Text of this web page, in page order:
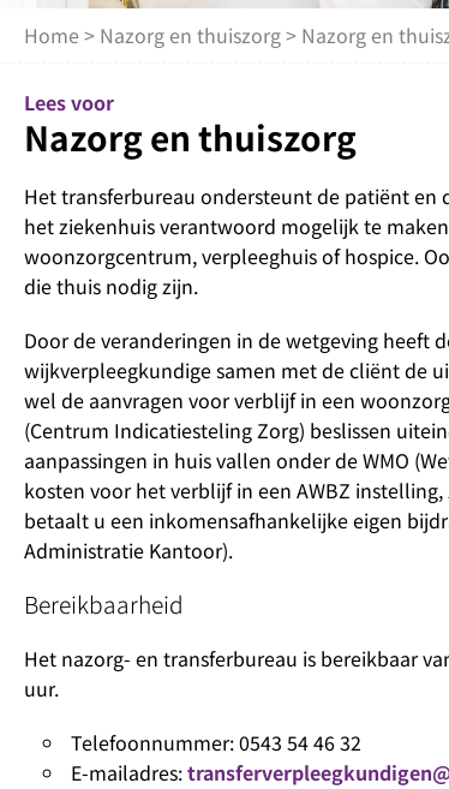
Home > Nazorg en thuiszorg> Nazorg en
Lees voor
Nazorg en thuiszorg
Het transferbureau ondersteunt de patiënt
het ziekenhuis verantwoord mogelijk te
woonzorgcentrum, verpleeghuis of hospice.
die thuis nodig zijn.
Door de veranderingen in de wetgeving heeft
wijkverpleegkundige samen met de cliënt de
wel de aanvragen voor verblijf in een
(Centrum Indicatiesteling Zorg) beslissen
aanpassingen in huis vallen onder de WMO
kosten voor het verblijf in een AWBZ
betaalt u een inkomensafhankelijke eigen
Administratie Kantoor).
Bereikbaarheid
Het nazorg- en transferbureau is bereikbaar
uur.
Telefoonnummer: 0543 54 46 32
E-mailadres: